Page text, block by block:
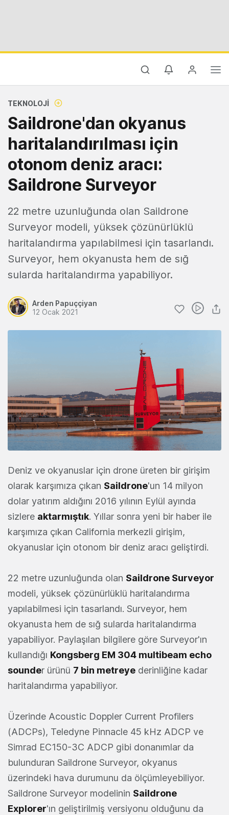
TEKNOLOJI
Saildrone'dan okyanus
haritalandırılması için
otonom deniz aracı:
Saildrone Surveyor
22 metre uzunluğunda olan Saildrone
Surveyor modeli, yüksek çözünürlüklü
haritalandırma yapılabilmesi için tasarlandı.
Surveyor, hem okyanusta hem de sığ
sularda haritalandırma yapabiliyor.
Arden Papuççiyan
12 Ocak 2021
Deniz ve okyanuslar için drone üreten bir girişim
olarak karşımıza çıkan Saildrone'un 14 milyon
dolar yatırım aldığını 2016 yılının Eylül ayında
sizlere aktarmıştık. Yıllar sonra yeni bir haber ile
karşımıza çıkan California merkezli girişim,
okyanuslar için otonom bir deniz aracı geliştirdi.
22 metre uzunluğunda olan Saildrone Surveyor
modeli, yüksek çözünürlüklü haritalandırma
yapılabilmesi için tasarlandı. Surveyor, hem
okyanusta hem de sığ sularda haritalandırma
yapabiliyor. Paylaşılan bilgilere göre Surveyor'ın
kullandığı Kongsberg EM 304 multibeam echo
sounder ürünü 7 bin metreye derinliğine kadar
haritalandırma yapabiliyor.
Üzerinde Acoustic Doppler Current Profilers
(ADCPs), Teledyne Pinnacle 45 kHz ADCP ve
Simrad EC150-3C ADCP gibi donanımlar da
bulunduran Saildrone Surveyor, okyanus
üzerindeki hava durumunu da ölçümleyebiliyor.
Saildrone Surveyor modelinin Saildrone
Explorer'ın geliştirilmiş versiyonu olduğunu da